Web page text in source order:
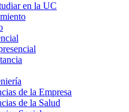
en la UC
de la Empresa
de la Salud